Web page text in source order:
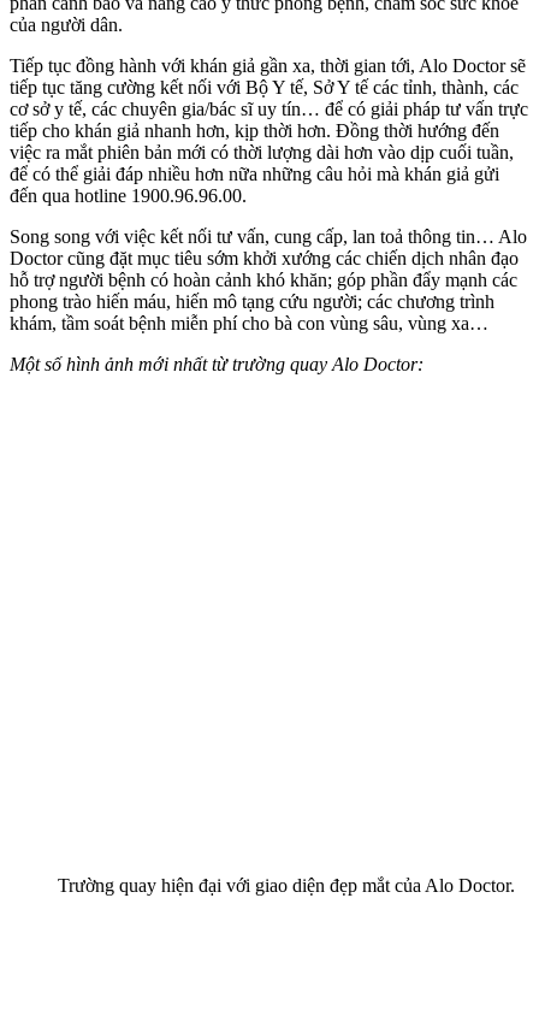
của người dân.
Tiếp tục đồng hành với khán giả gần xa, thời gian tới, Alo Doctor sẽ
tiếp tục tăng cường kết nối với Bộ Y tế, Sở Y tế các tỉnh, thành, các
cơ sở y tế, các chuyên gia/bác sĩ uy tín… để có giải pháp tư vấn trực
tiếp cho khán giả nhanh hơn, kịp thời hơn. Đồng thời hướng đến
việc ra mắt phiên bản mới có thời lượng dài hơn vào dịp cuối tuần,
để có thể giải đáp nhiều hơn nữa những câu hỏi mà khán giả gửi
đến qua hotline 1900.96.96.00.
Song song với việc kết nối tư vấn, cung cấp, lan toả thông tin… Alo
Doctor cũng đặt mục tiêu sớm khởi xướng các chiến dịch nhân đạo
hỗ trợ người bệnh có hoàn cảnh khó khăn; góp phần đẩy mạnh các
phong trào hiến máu, hiến mô tạng cứu người; các chương trình
khám, tầm soát bệnh miễn phí cho bà con vùng sâu, vùng xa…
Một số hình ảnh mới nhất từ trường quay Alo Doctor:
Trường quay hiện đại với giao diện đẹp mắt của Alo Doctor.